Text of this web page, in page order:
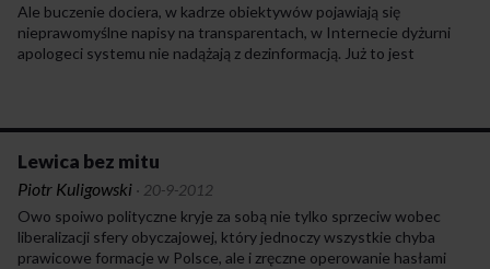
Ale buczenie dociera, w kadrze obiektywów pojawiają się
nieprawomyślne napisy na transparentach, w Internecie dyżurni
apologeci systemu nie nadążają z dezinformacją. Już to jest
tym większym jest tchórzem i tym bardziej boi się o swoją cielesną
powłokę. Najważniejszą zaletą autentycznego przywódcy jest
budującym przykładem jest reakcja prezydenta Busha na atak
terrorystyczny 11 września. Zostawił na posterunku
wiceprezydenta i latał Air Force One, aż zagrożenie minęło.
Natomiast godna podziwu jest odwaga króla Hiszpanii Juana
Lewica bez mitu
Piotr Kuligowski · 20-9-2012
Owo spoiwo polityczne kryje za sobą nie tylko sprzeciw wobec
liberalizacji sfery obyczajowej, który jednoczy wszystkie chyba
prawicowe formacje w Polsce, ale i zręczne operowanie hasłami